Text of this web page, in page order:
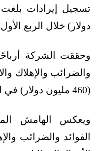
دولار) خلال الربع الأول
وحققت الشركة
(460 مليون دولار) في الربع الأول.
ويعكس الهامش